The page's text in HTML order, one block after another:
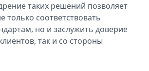
таких решений позволяет
только соответствовать
но и заслужить доверие
так и со стороны